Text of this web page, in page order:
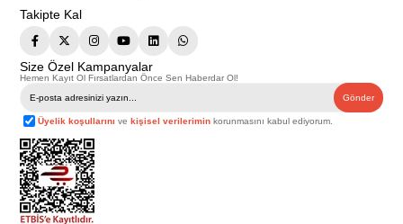
Takipte Kal
Size Özel Kampanyalar
Hemen Kayıt Ol Fırsatlardan Önce Sen Haberdar Ol!
Gönder
Üyelik koşullarını vekişisel verilerimin korunmasını kabul ediyorum.